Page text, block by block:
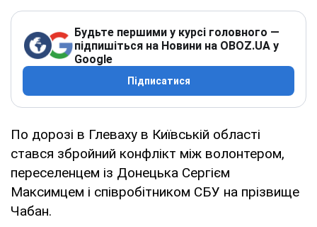
Будьте першими у курсі головного —
підпишіться на Новини на OBOZ.UA у
Google
Підписатися
По дорозі в Глеваху в Київській області
стався збройний конфлікт між волонтером,
переселенцем із Донецька Сергієм
Максимцем і співробітником СБУ на прізвище
Чабан.